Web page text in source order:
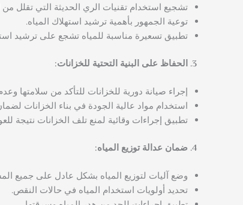
تشجيع استخدام تقنيات الري الحديثة التي تقلل من
توعية الجمهور بأهمية ترشيد استهلاك المياه.
تطبيق تسعيرة مناسبة للمياه تشجع على ترشيد
الحفاظ على البنية التحتية للخزانات:
إجراء صيانة دورية للخزانات للتأكد من سلامتها
استخدام مواد عالية الجودة في بناء الخزانات
تطبيق إجراءات وقائية لمنع تلف الخزانات نتيجة
ضمان عدالة توزيع المياه:
وضع آليات لتوزيع المياه بشكل عادل على جميع
تحديد أولويات استخدام المياه في حالات النقص.